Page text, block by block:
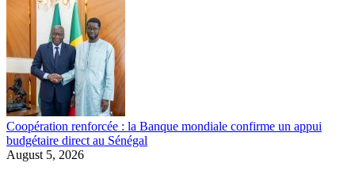
Coopération renforcée : la Banque mondiale confirme un appui
budgétaire direct au Sénégal
August 5, 2026